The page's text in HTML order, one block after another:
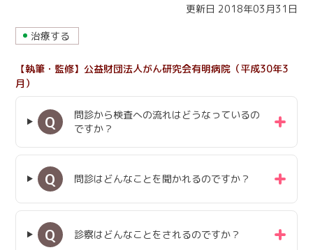
治療する
支援・助成制度
東京都の取組
医療従事者の方へ
リンク集
日本語
English
한국어
简体中文
繁體中文
閉じる
更新日 2018年03月31日
治療する
【執筆・監修】公益財団法人がん研究会有明病院（平成30年3
月）
Q
問診から検査への流れはどうなっているの
ですか？
Q 問診はどんなことを聞かれるのですか？
Q 診察はどんなことをされるのですか？